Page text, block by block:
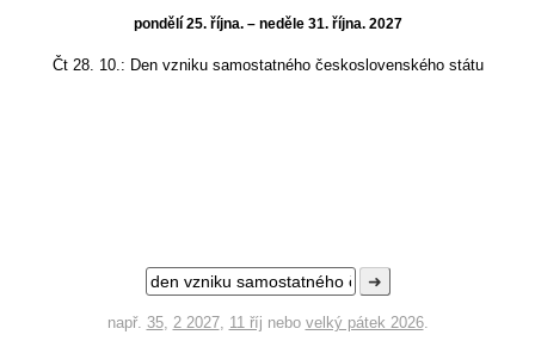
pondělí 25. října. – neděle 31. října. 2027
Čt 28. 10.: Den vzniku samostatného československého státu
➜
např. 35, 2 2027, 11 říj nebo velký pátek 2026.